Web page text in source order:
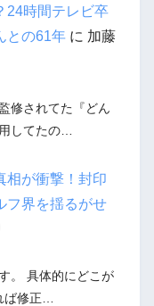
24時間テレビ卒
との61年に 加藤
修されてた『どん
してたの…
相が衝撃！封印
フ界を揺るがせ
。 具体的にどこが
ば修正…